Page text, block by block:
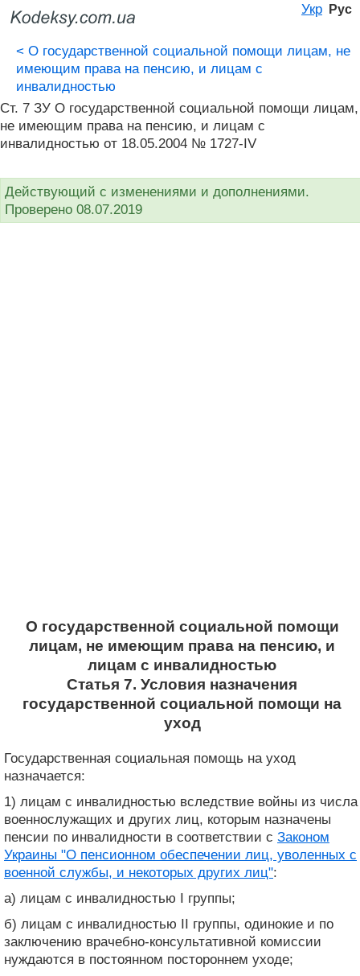
Укр Рус
< О государственной социальной помощи лицам, не
имеющим права на пенсию, и лицам с
инвалидностью
Ст. 7 ЗУ О государственной социальной помощи лицам,
не имеющим права на пенсию, и лицам с
инвалидностью от 18.05.2004 № 1727-IV
Действующий с изменениями и дополнениями.
Проверено 08.07.2019
О государственной социальной помощи
лицам, не имеющим права на пенсию, и
лицам с инвалидностью
Статья 7. Условия назначения
государственной социальной помощи на
уход
Государственная социальная помощь на уход
назначается:
1) лицам с инвалидностью вследствие войны из числа
военнослужащих и других лиц, которым назначены
пенсии по инвалидности в соответствии с Законом
Украины "О пенсионном обеспечении лиц, уволенных с
военной службы, и некоторых других лиц":
а) лицам с инвалидностью I группы;
б) лицам с инвалидностью II группы, одинокие и по
заключению врачебно-консультативной комиссии
нуждаются в постоянном постороннем уходе;